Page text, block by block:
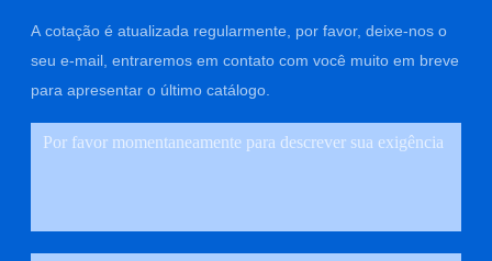
A cotação é atualizada regularmente, por favor, deixe-nos o
seu e-mail, entraremos em contato com você muito em breve
para apresentar o último catálogo.